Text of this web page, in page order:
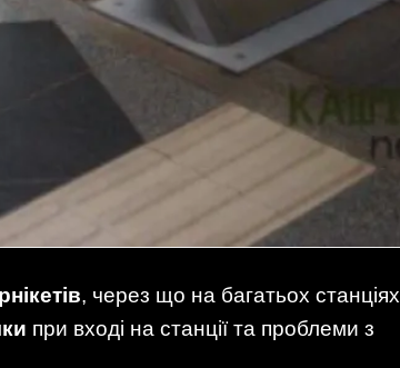
, через що на багатьох станціях
при вході на станції та проблеми з